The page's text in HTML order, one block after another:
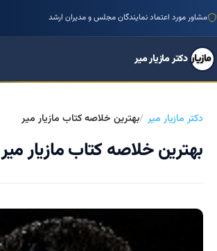
مشاور مورد اعتماد نمایندگان مجلس و مدیران ارشد
دکتر مازیار میر
دکتر مازیار میر بهترین خلاصه کتاب مازیار میر
بهترین خلاصه کتاب مازیار میر